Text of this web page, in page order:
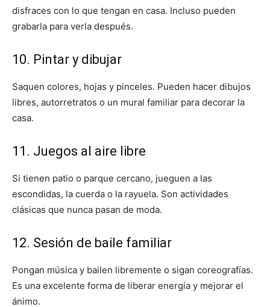
disfraces con lo que tengan en casa. Incluso pueden
grabarla para verla después.
10. Pintar y dibujar
Saquen colores, hojas y pinceles. Pueden hacer dibujos
libres, autorretratos o un mural familiar para decorar la
casa.
11. Juegos al aire libre
Si tienen patio o parque cercano, jueguen a las
escondidas, la cuerda o la rayuela. Son actividades
clásicas que nunca pasan de moda.
12. Sesión de baile familiar
Pongan música y bailen libremente o sigan coreografías.
Es una excelente forma de liberar energía y mejorar el
ánimo.